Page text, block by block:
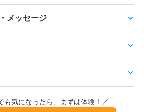
メッセージ
も気になったら、まずは体験！／